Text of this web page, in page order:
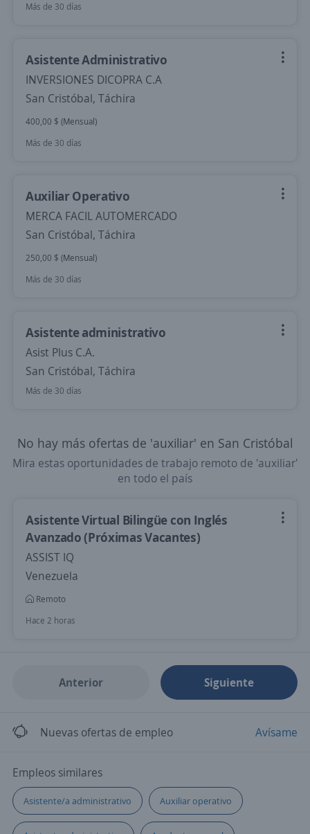
Más de 30 días
Asistente Administrativo
INVERSIONES DICOPRA C.A
San Cristóbal, Táchira
400,00 $ (Mensual)
Más de 30 días
Auxiliar Operativo
MERCA FACIL AUTOMERCADO
San Cristóbal, Táchira
250,00 $ (Mensual)
Más de 30 días
Asistente administrativo
Asist Plus C.A.
San Cristóbal, Táchira
Más de 30 días
No hay más ofertas de 'auxiliar' en San Cristóbal
Mira estas oportunidades de trabajo remoto de 'auxiliar'
en todo el país
Asistente Virtual Bilingüe con Inglés
Avanzado (Próximas Vacantes)
ASSIST IQ
Venezuela
Remoto
Hace 2 horas
Anterior Siguiente
Nuevas ofertas de empleo Avísame
Empleos similares
Asistente/a administrativo Auxiliar operativo